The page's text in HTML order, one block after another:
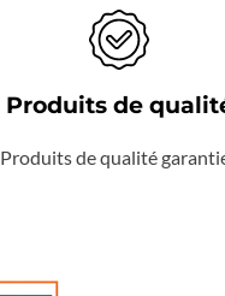
Produits de
Produits de qualité